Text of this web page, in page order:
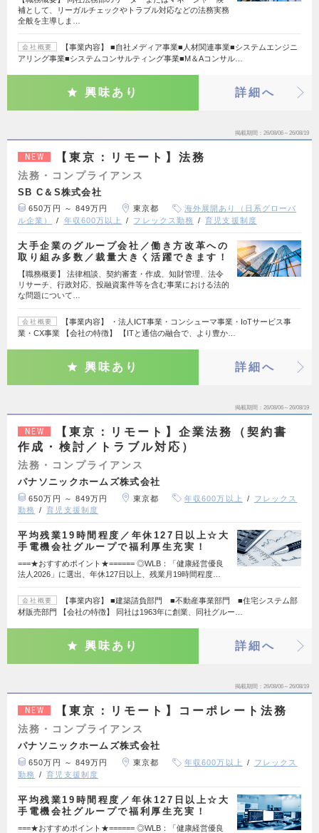
補として、リーガルチェックやトラブル対応などの法務実務
全般を主導しま…
会社概要
【事業内容】 ■自社メディア事業■人材関連事業■システムエンジニ
アリング事業■システムコンサルティング事業■M＆Aコンサル…
興味あり 詳細へ
掲載期間 26/08/06～26/08/19
NEW 【東京：リモート】法務
法務・コンプライアンス
SB C＆S株式会社
650万円 ～ 849万円 東京都
海外展開あり（日系グローバ
ル企業）
年収600万以上 フレックス勤務 育児支援制度
大手企業のグループ会社／働き方改革への
取り組み多数／裁量大きく活躍できます！
【職務概要】 法律相談、契約審査・作成、知財管理、法令
リサーチ、行政対応、投融資案件等を含む事業における法的
な問題について…
会社概要
【事業内容】 ・法人ICT事業・コンシューマ事業・IoTサービス事
業・CX事業 【会社の特徴】 【ITと通信の融合で、より豊か…
興味あり 詳細へ
掲載期間 26/08/06～26/08/19
NEW
【東京：リモート】企業法務（契約書
作成・検討／トラブル対応）
法務・コンプライアンス
パナソニックホームズ株式会社
650万円 ～ 849万円 東京都 年収600万以上
フレックス
勤務
育児支援制度
平均残業19時間程度／年休127日以上☆大
手電機会社グループで福利厚生充実！
===★おすすめポイント★====== ◎WLB：「健康経営優良
法人2026」に選出、年休127日以上、残業月19時間程度…
会社概要
【事業内容】 ■建築請負部門 ■不動産事業部門 ■住宅システム部
材販売部門 【会社の特徴】 同社は1963年に創業、同社グルー…
興味あり 詳細へ
掲載期間 26/08/06～26/08/19
NEW 【東京：リモート】コーポレート法務
法務・コンプライアンス
パナソニックホームズ株式会社
650万円 ～ 849万円 東京都 年収600万以上
フレックス
勤務
育児支援制度
平均残業19時間程度／年休127日以上☆大
手電機会社グループで福利厚生充実！
===★おすすめポイント★====== ◎WLB：「健康経営優良